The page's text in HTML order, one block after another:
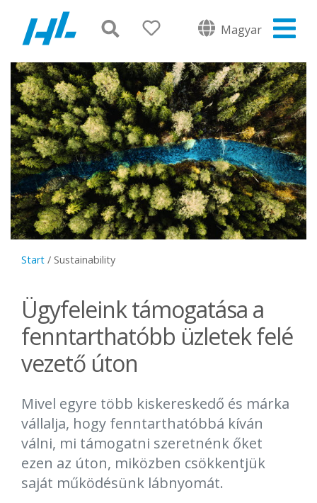
Magyar
Start / Sustainability
Ügyfeleink támogatása a
fenntarthatóbb üzletek felé
vezető úton
Mivel egyre több kiskereskedő és márka
vállalja, hogy fenntarthatóbbá kíván
válni, mi támogatni szeretnénk őket
ezen az úton, miközben csökkentjük
saját működésünk lábnyomát.